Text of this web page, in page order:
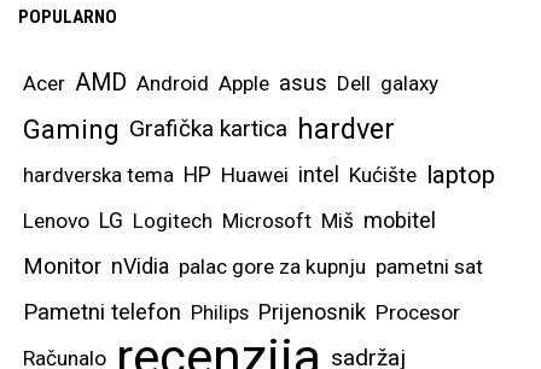
POPULARNO
Acer AMD Android Apple asus Dell galaxy
Gaming Grafička kartica hardver
hardverska tema HP Huawei intel Kućište laptop
Lenovo LG Logitech Microsoft Miš mobitel
Monitor nVidia palac gore za kupnju pametni sat
Pametni telefon Philips Prijenosnik Procesor
Računalo
sadržaj